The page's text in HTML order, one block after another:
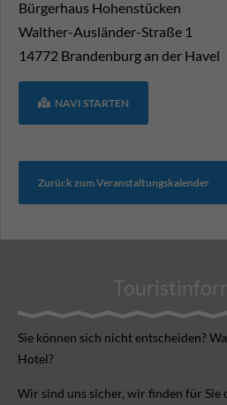
Bürgerhaus Hohenstücken
Walther-Ausländer-Straße 1
14772 Brandenburg an der Havel
NAVI STARTEN
Zurück zum Veranstaltungskalender
Sie können sich nicht ent­scheiden?
Hotel?
Wir sind uns sicher, wir finden für Sie